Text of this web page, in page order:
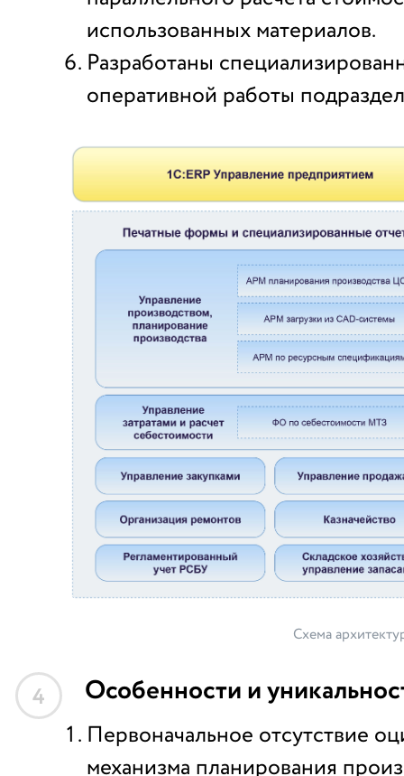
использованных материалов.
Разработаны
оперативной работы
Схема
4 Особенности и
Первоначальное отсутствие
механизма планирования